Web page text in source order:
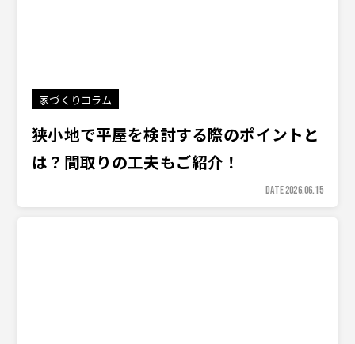
家づくりコラム
狭小地で平屋を検討する際のポイントと
は？間取りの工夫もご紹介！
DATE 2026.06.15